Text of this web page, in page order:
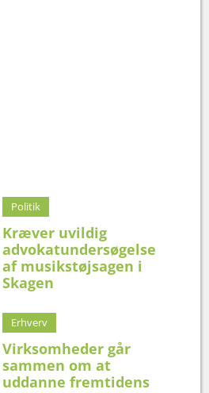
Politik
Kræver uvildig
advokatundersøgelse
af musikstøjsagen i
Skagen
Erhverv
Virksomheder går
sammen om at
uddanne fremtidens